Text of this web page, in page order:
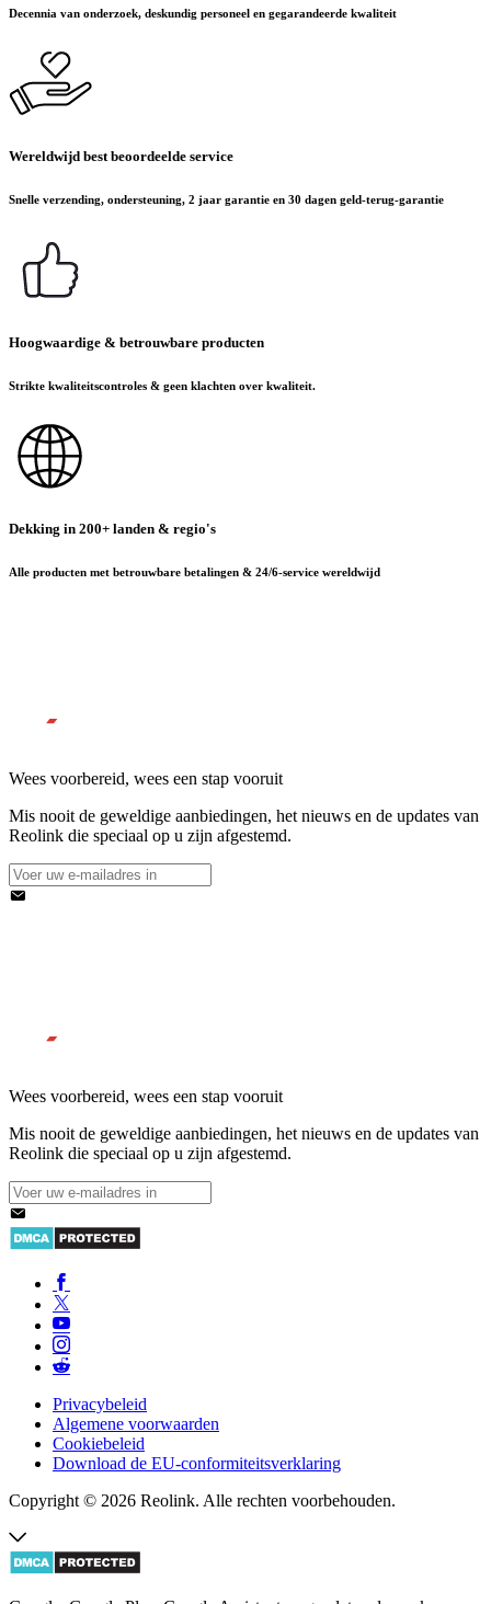
Decennia van onderzoek, deskundig personeel en gegarandeerde kwaliteit
Wereldwijd best beoordeelde service
Snelle verzending, ondersteuning, 2 jaar garantie en 30 dagen geld-terug-garantie
Hoogwaardige & betrouwbare producten
Strikte kwaliteitscontroles & geen klachten over kwaliteit.
Dekking in 200+ landen & regio's
Alle producten met betrouwbare betalingen & 24/6-service wereldwijd
Wees voorbereid, wees een stap vooruit
Mis nooit de geweldige aanbiedingen, het nieuws en de updates van
Reolink die speciaal op u zijn afgestemd.
Wees voorbereid, wees een stap vooruit
Mis nooit de geweldige aanbiedingen, het nieuws en de updates van
Reolink die speciaal op u zijn afgestemd.
Privacybeleid
Algemene voorwaarden
Cookiebeleid
Download de EU-conformiteitsverklaring
Copyright © 2026 Reolink. Alle rechten voorbehouden.